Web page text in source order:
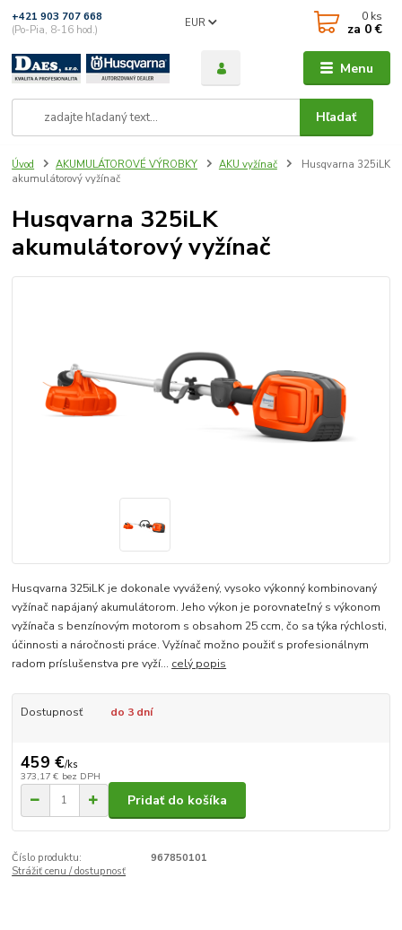
Menu
EUR
Hľadať
+421 903 707 668
(Po-Pia, 8-16 hod.)
0 ks
za 0 €
Úvod AKUMULÁTOROVÉ VÝROBKY AKU vyžínač
Husqvarna 325iLK
akumulátorový vyžínač
Husqvarna 325iLK
akumulátorový vyžínač
Husqvarna 325iLK je dokonale vyvážený, vysoko výkonný kombinovaný
vyžínač napájaný akumulátorom. Jeho výkon je porovnateľný s výkonom
vyžínača s benzínovým motorom s obsahom 25 ccm, čo sa týka rýchlosti,
účinnosti a náročnosti práce. Vyžínač možno použiť s profesionálnym
radom príslušenstva pre vyží... celý popis
Dostupnosť do 3 dní
459 €/ks
373,17 € bez DPH
Pridať do košíka
Číslo produktu:
967850101
Strážiť cenu / dostupnosť